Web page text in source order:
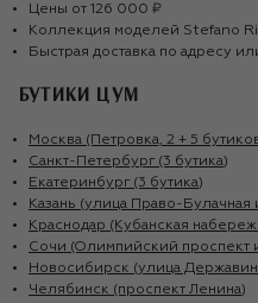
Цены от 126 000 ₽
Коллекция моделей Stefano
Быстрая доставка по адресу
БУТИКИ ЦУМ
Москва (Петровка, 2 + 5
Санкт-Петербург (3 бутика)
Екатеринбург (3 бутика)
Казань (улица Право-Булачная
Краснодар (Кубанская
Сочи (Олимпийский проспект
Новосибирск (улица
Челябинск (проспект Ленина)